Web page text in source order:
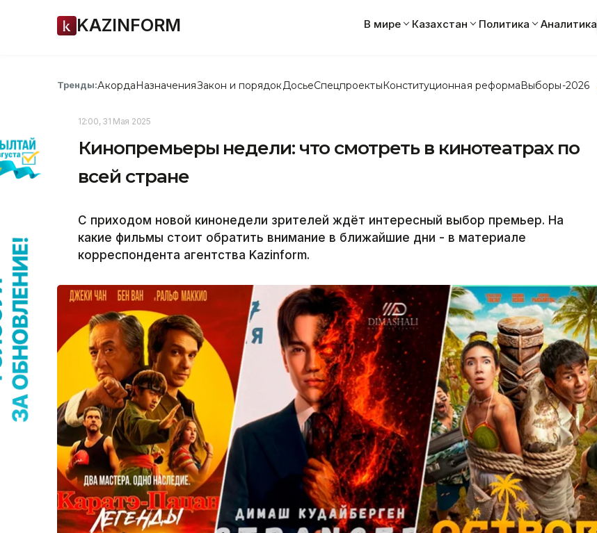
KAZINFORM В мире Казахстан Политика Аналитика
Тренды:АкордаНазначенияЗакон и порядок ДосьеСпецпроектыКонституционная реформаВыборы-2026
12:00, 31 Мая 2025
Кинопремьеры недели: что смотреть в кинотеатрах по
всей стране
С приходом новой кинонедели зрителей ждёт интересный выбор премьер. На
какие фильмы стоит обратить внимание в ближайшие дни - в материале
корреспондента агентства Kazinform.